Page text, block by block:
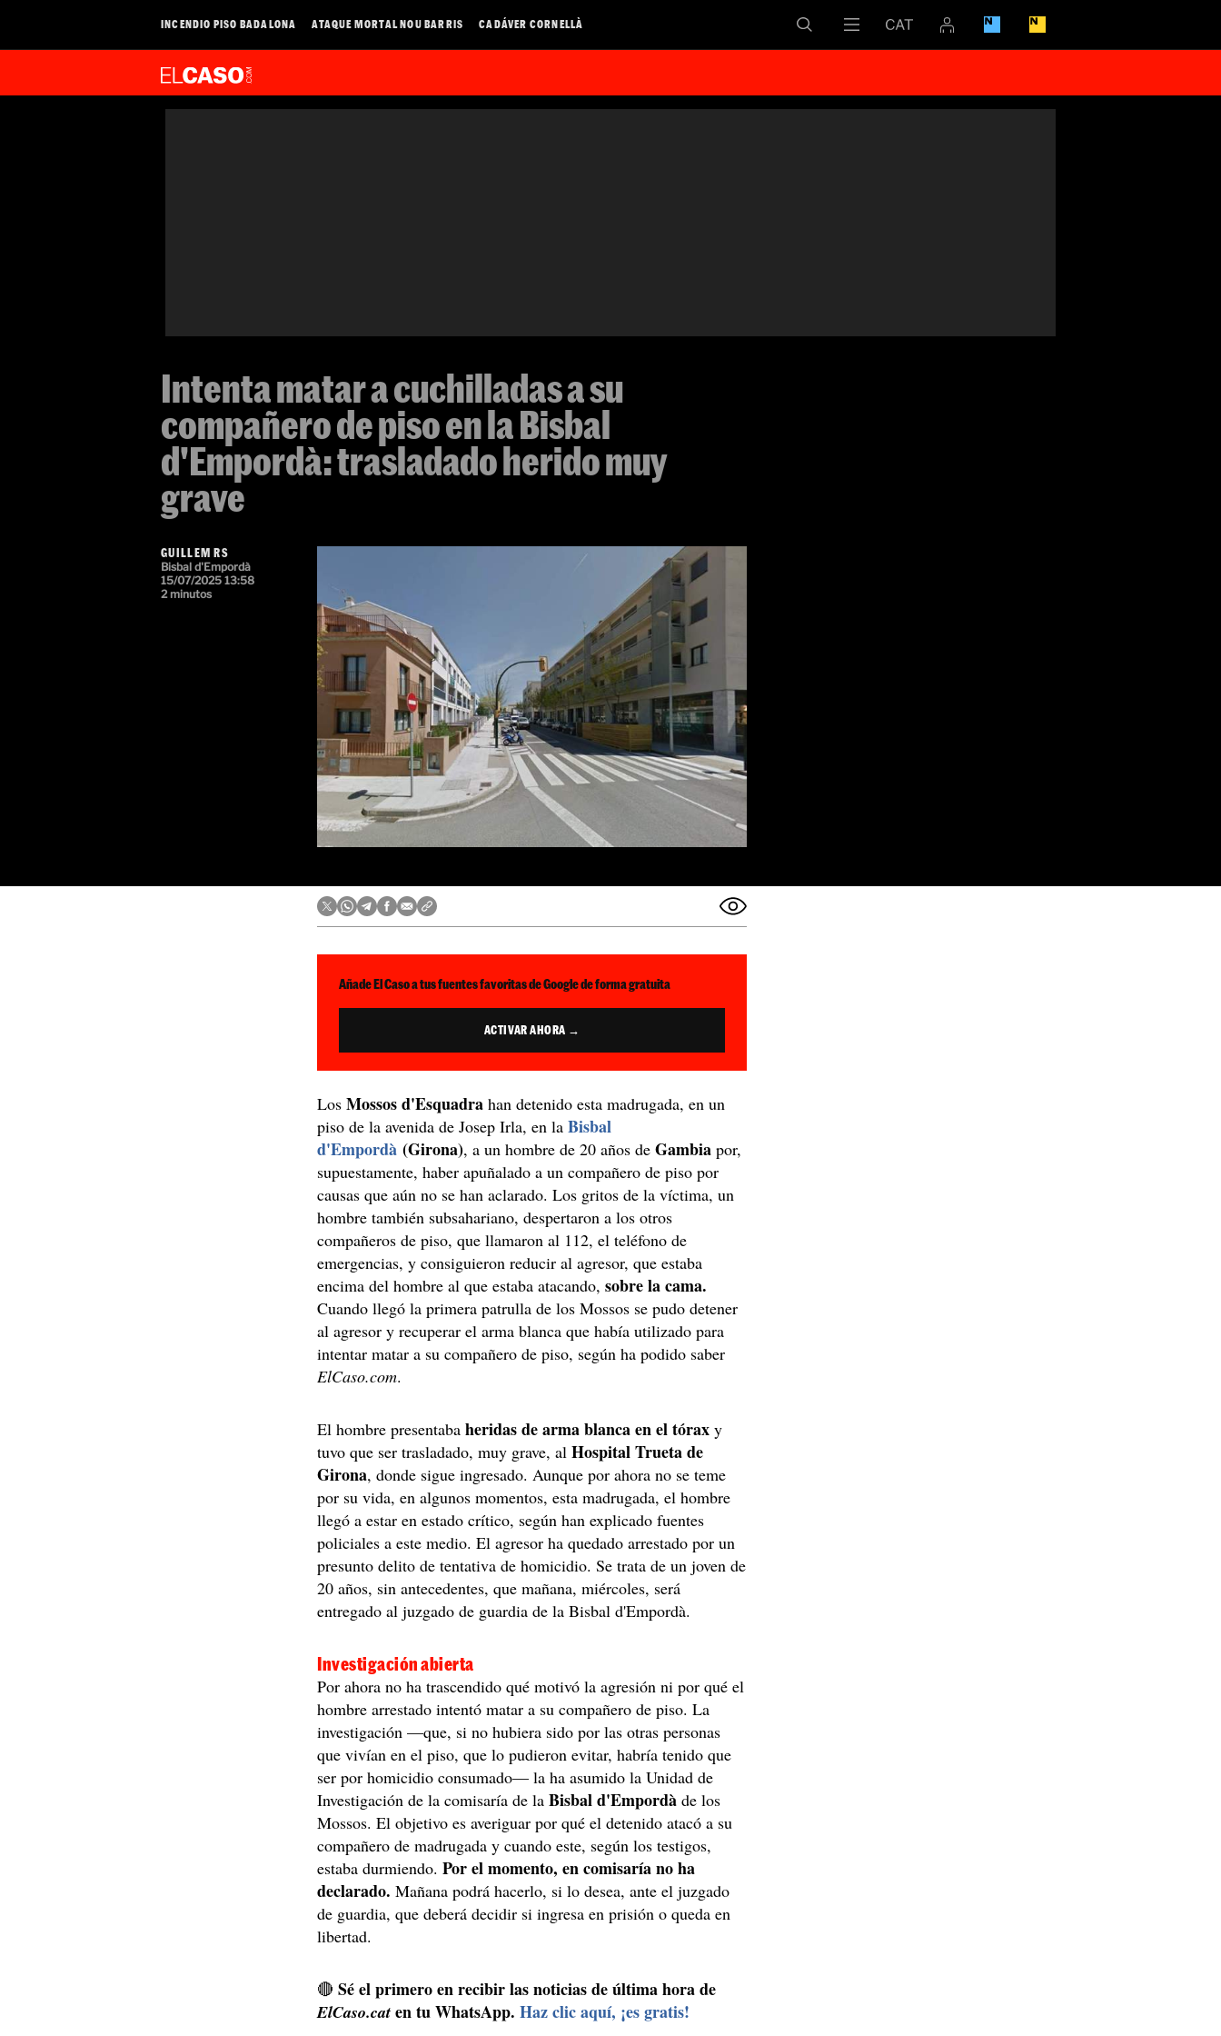
INCENDIO PISO BADALONA ATAQUE MORTAL NOU BARRIS CADÁVER CORNELLÀ
Intenta matar a cuchilladas a su
compañero de piso en la Bisbal
d'Empordà: trasladado herido muy
grave
GUILLEM RS
Bisbal d'Empordà
15/07/2025 13:58
2 minutos
Añade El Caso a tus fuentes favoritas de Google de forma gratuita
ACTIVAR AHORA →
LosMossos d'Esquadra han detenido esta madrugada, en un
piso de la avenida de Josep Irla, en laBisbal
d'Empordà (Girona), a un hombre de 20 años deGambia por,
supuestamente, haber apuñalado a un compañero de piso por
causas que aún no se han aclarado. Los gritos de la víctima, un
hombre también subsahariano, despertaron a los otros
compañeros de piso, que llamaron al 112, el teléfono de
emergencias, y consiguieron reducir al agresor, que estaba
encima del hombre al que estaba atacando,sobre la cama.
Cuando llegó la primera patrulla de los Mossos se pudo detener
al agresor y recuperar el arma blanca que había utilizado para
intentar matar a su compañero de piso, según ha podido saber
ElCaso.com.
El hombre presentabaheridas de arma blanca en el tórax y
tuvo que ser trasladado, muy grave, alHospital Trueta de
Girona, donde sigue ingresado. Aunque por ahora no se teme
por su vida, en algunos momentos, esta madrugada, el hombre
llegó a estar en estado crítico, según han explicado fuentes
policiales a este medio. El agresor ha quedado arrestado por un
presunto delito de tentativa de homicidio. Se trata de un joven de
20 años, sin antecedentes, que mañana, miércoles, será
entregado al juzgado de guardia de la Bisbal d'Empordà.
Investigación abierta
Por ahora no ha trascendido qué motivó la agresión ni por qué el
hombre arrestado intentó matar a su compañero de piso. La
investigación —que, si no hubiera sido por las otras personas
que vivían en el piso, que lo pudieron evitar, habría tenido que
ser por homicidio consumado— la ha asumido la Unidad de
Investigación de la comisaría de laBisbal d'Empordà de los
Mossos. El objetivo es averiguar por qué el detenido atacó a su
compañero de madrugada y cuando este, según los testigos,
estaba durmiendo.Por el momento, en comisaría no ha
declarado. Mañana podrá hacerlo, si lo desea, ante el juzgado
de guardia, que deberá decidir si ingresa en prisión o queda en
libertad.
🔴Sé el primero en recibir las noticias de última hora de
ElCaso.cat en tu WhatsApp.Haz clic aquí, ¡es gratis!